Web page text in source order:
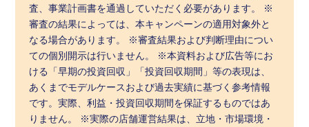
査、事業計画書を通過していただく必要があります。 ※
審査の結果によっては、本キャンペーンの適用対象外と
なる場合があります。 ※審査結果および判断理由につい
ての個別開示は行いません。 ※本資料および広告等にお
ける「早期の投資回収」「投資回収期間」等の表現は、
あくまでモデルケースおよび過去実績に基づく参考情報
です。実際、利益・投資回収期間を保証するものではあ
りません。 ※実際の店舗運営結果は、立地・市場環境・